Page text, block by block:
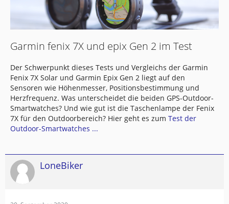
Garmin fenix 7X und epix Gen 2 im Test
Der Schwerpunkt dieses Tests und Vergleichs der Garmin
Fenix 7X Solar und Garmin Epix Gen 2 liegt auf den
Sensoren wie Höhenmesser, Positionsbestimmung und
Herzfrequenz. Was unterscheidet die beiden GPS-Outdoor-
Smartwatches? Und wie gut ist die Taschenlampe der Fenix
7X für den Outdoorbereich? Hier geht es zum Test der
Outdoor-Smartwatches ...
LoneBiker